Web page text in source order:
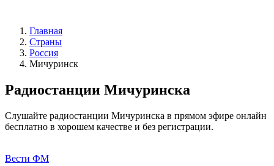
Главная
Страны
Россия
Мичуринск
Радиостанции Мичуринска
Слушайте радиостанции Мичуринска в прямом эфире онлайн
бесплатно в хорошем качестве и без регистрации.
Вести ФМ